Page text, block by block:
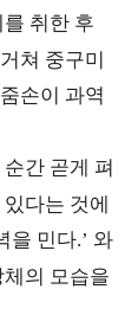
취한 후
쳐 중구미
손이 과역
간 곧게 펴
다는 것에
을 민다.’ 와
의 모습을